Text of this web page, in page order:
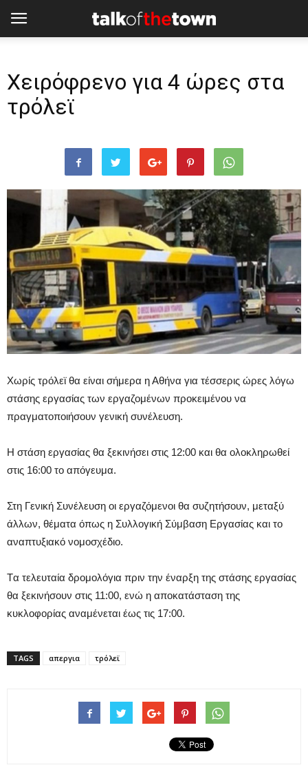
Χειρόφρενο για 4 ώρες στα
τρόλεϊ
Χωρίς τρόλεϊ θα είναι σήμερα η Αθήνα για τέσσερις ώρες λόγω
στάσης εργασίας των εργαζομένων προκειμένου να
πραγματοποιήσουν γενική συνέλευση.
Η στάση εργασίας θα ξεκινήσει στις 12:00 και θα ολοκληρωθεί
στις 16:00 το απόγευμα.
Στη Γενική Συνέλευση οι εργαζόμενοι θα συζητήσουν, μεταξύ
άλλων, θέματα όπως η Συλλογική Σύμβαση Εργασίας και το
αναπτυξιακό νομοσχέδιο.
Tα τελευταία δρομολόγια πριν την έναρξη της στάσης εργασίας
θα ξεκινήσουν στις 11:00, ενώ η αποκατάσταση της
κυκλοφορίας αναμένεται έως τις 17:00.
TAGS απεργια τρόλεϊ